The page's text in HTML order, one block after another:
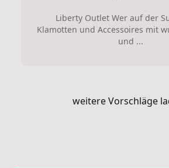
Liberty Outlet Wer auf der
Klamotten und Accessoires mit
und ...
weitere Vorschläge